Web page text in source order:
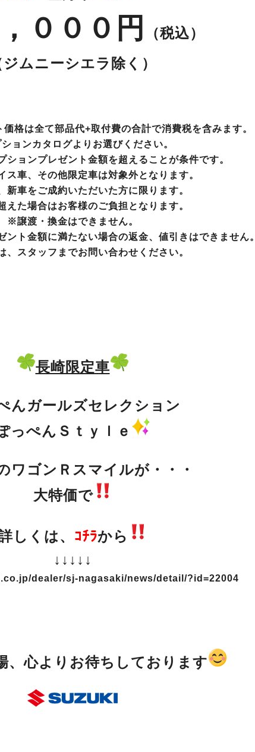
０００円
（税込）
ジムニーシエラ除く）
格は全て部品代+取付費の合計で消費税を含みます。
ョンカタログよりお選びください。
ョンプレゼント金額を超えることが条件です。
ス車、その他限定車は対象外となります。
新車をご成約いただいた方に限ります。
えた場合はお客様のご負担となります。
※譲渡・換金はできません。
ト金額に満たない場合の返金、値引きはできません。
、スタッフまでお問い合わせください。
長崎限定車
んガールズセレクション
っぺんＳｔｙｌｅ
ワゴンＲスマイルが・・・
大特価で
しくは、 ｺﾁﾗから
↓↓↓↓↓
dealer/sj-nagasaki/news/detail/?id=22004
、心よりお待ちしております